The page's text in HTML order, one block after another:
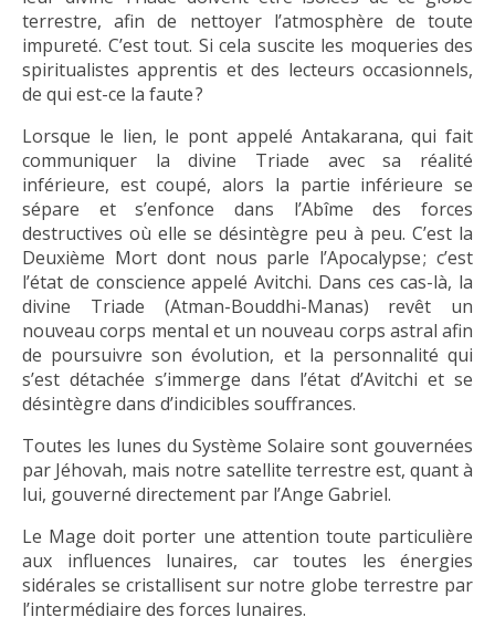
terrestre, afin de nettoyer l’atmosphère de toute
impureté. C’est tout. Si cela suscite les moqueries des
spiritualistes apprentis et des lecteurs occasionnels,
de qui est-ce la faute ?
Lorsque le lien, le pont appelé Antakarana, qui fait
communiquer la divine Triade avec sa réalité
inférieure, est coupé, alors la partie inférieure se
sépare et s’enfonce dans l’Abîme des forces
destructives où elle se désintègre peu à peu. C’est la
Deuxième Mort dont nous parle l’Apocalypse ; c’est
l’état de conscience appelé Avitchi. Dans ces cas-là, la
divine Triade (Atman-Bouddhi-Manas) revêt un
nouveau corps mental et un nouveau corps astral afin
de poursuivre son évolution, et la personnalité qui
s’est détachée s’immerge dans l’état d’Avitchi et se
désintègre dans d’indicibles souffrances.
Toutes les lunes du Système Solaire sont gouvernées
par Jéhovah, mais notre satellite terrestre est, quant à
lui, gouverné directement par l’Ange Gabriel.
Le Mage doit porter une attention toute particulière
aux influences lunaires, car toutes les énergies
sidérales se cristallisent sur notre globe terrestre par
l’intermédiaire des forces lunaires.